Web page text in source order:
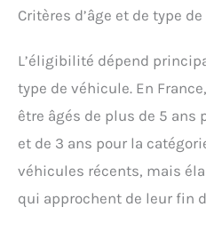
Critères d’âge et de type
L’éligibilité dépend
type de véhicule. En
être âgés de plus de 5 ans
et de 3 ans pour la
véhicules récents, mais
qui approchent de leur fin